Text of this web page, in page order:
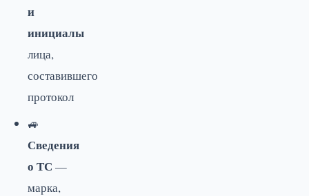
и
инициалы
лица,
составившего
протокол
🚙
Сведения
о ТС —
марка,